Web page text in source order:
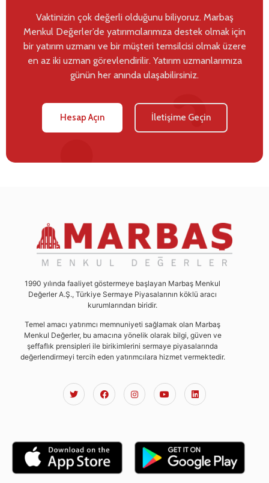
Vaktinizin çok değerli olduğunu biliyoruz. Marbaş
Menkul Değerler’de yatırımcılarımıza destek olmak için
bir yatırım uzmanı ve bir müşteri temsilcisi olmak üzere
en az iki uzman görevlendirilir. Yatırım uzmanlarımıza
günün her anında ulaşabilirsiniz.
Hesap Açın İletişime Geçin
1990 yılında faaliyet göstermeye başlayan Marbaş Menkul
Değerler A.Ş., Türkiye Sermaye Piyasalarının köklü aracı
kurumlarından biridir.
Temel amacı yatırımcı memnuniyeti sağlamak olan Marbaş
Menkul Değerler, bu amacına yönelik olarak bilgi, güven ve
şeffaflık prensipleri ile birikimlerini sermaye piyasalarında
değerlendirmeyi tercih eden yatırımcılara hizmet vermektedir.